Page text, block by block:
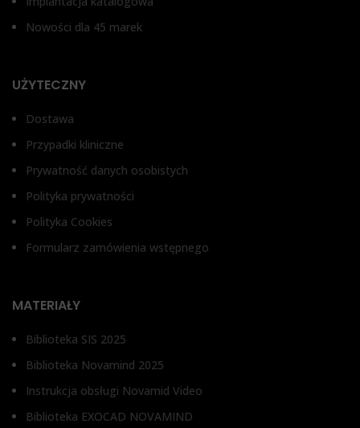
Nowości dla 45 marek
UŻYTECZNY
Dostawa
Przypadki kliniczne
Prywatność danych osobistych
Polityka prywatności
Polityka Cookies
Formularz zamówienia wstępnego
MATERIAŁY
Biblioteka SIS 2025
Biblioteka Novamind 2025
Instrukcja obsługi Novamid Video
Biblioteka EXOCAD NOVAMIND